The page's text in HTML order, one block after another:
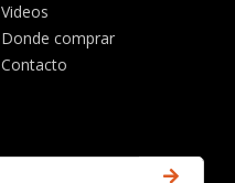
Videos
Donde comprar
Contacto